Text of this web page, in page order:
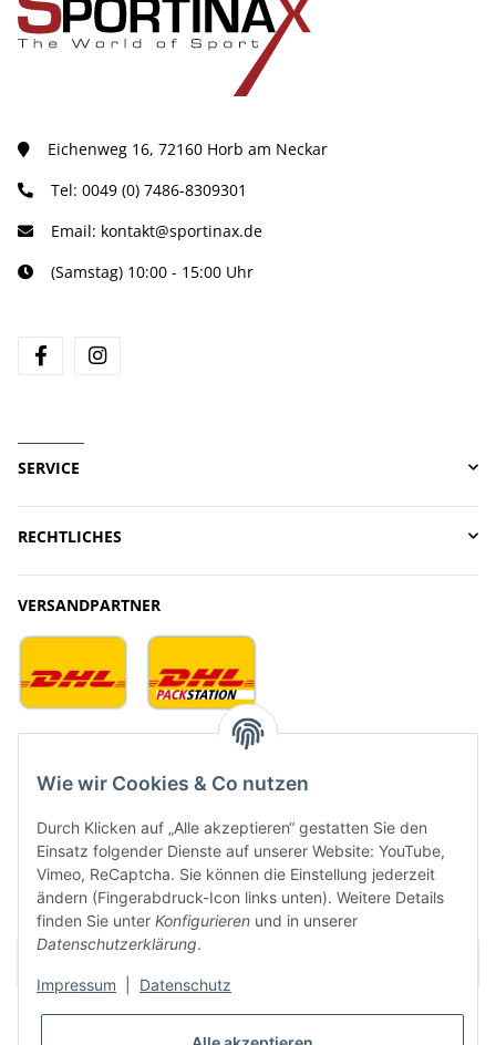
Wie wir Cookies & Co nutzen
Durch Klicken auf „Alle akzeptieren“ gestatten Sie den
Einsatz folgender Dienste auf unserer Website: YouTube,
Vimeo, ReCaptcha. Sie können die Einstellung jederzeit
ändern (Fingerabdruck-Icon links unten). Weitere Details
finden Sie unter Konfigurieren und in unserer
Datenschutzerklärung.
Impressum Datenschutz
Eichenweg 16, 72160 Horb am Neckar
Tel: 0049 (0) 7486-8309301
Email: kontakt@sportinax.de
(Samstag) 10:00 - 15:00 Uhr
facebook
SERVICE
RECHTLICHES
VERSANDPARTNER
Newsletter Abonnieren
E-Mail-Adresse
Bitte senden Sie mir entsprechend Ihrer Datenschutzerklärung regelmäßig
und jederzeit widerruflich Informationen zu Ihrem Produktsortiment per E-
Mail zu.